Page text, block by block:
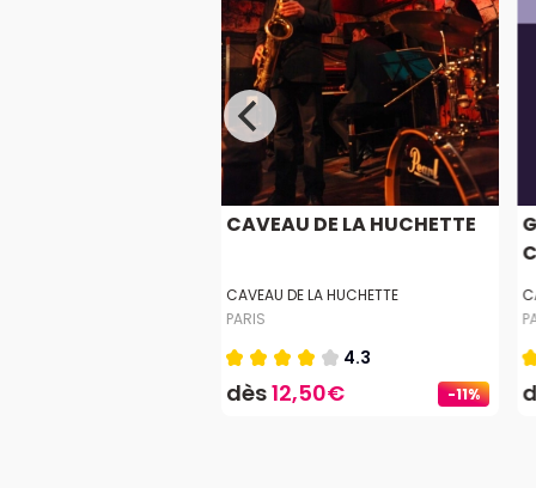
-11%
CAVEAU DE LA HUCHETTE
CAVEAU DE LA HUCHETTE
PARIS
4.3
dès12,50€